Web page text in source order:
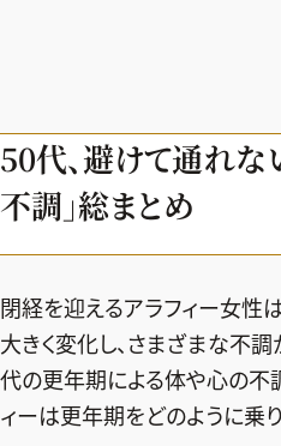
8月の毎日コーデ
50代なに着てる？
ヘアスタイル・ヘアケア
エイジングケア
メイク
50代ベストコスメ
ヘルスケア
ヘルスケアTOPICS
更年期
ストレッチ・エクササイズ
ダイエット
50代健康のお悩み
ライフスタイル
ゴルフ
住まい
旅行＆グルメ
エクラ 華組メンバー一覧
エクラ 華組ランキング
チームJマダム
チームJマダムメンバー
チームJマダムランキング
編集長コラム
50代、避けて通れな
不調」総まとめ
閉経を迎えるアラフィー女性
大きく変化し、さまざまな不
代の更年期による体や心の不
ィーは更年期をどのように乗